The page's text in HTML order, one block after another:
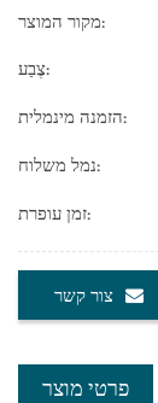
מקור המוצר:
צֶבַע:
הזמנה מינמלית:
נמל משלוח:
זמן עופרת:
צור קשר
פרטי מוצר